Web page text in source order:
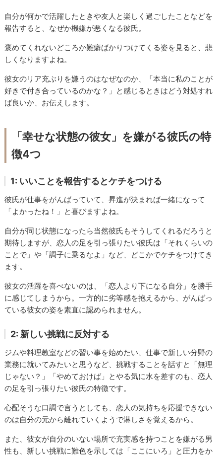
自分が何かで活躍したときや友人と楽しく過ごしたことなどを
報告すると、なぜか機嫌が悪くなる彼氏。
褒めてくれないどころか難癖ばかりつけてくる姿を見ると、悲
しくなりますよね。
彼女のリア充ぶりを嫌うのはなぜなのか、「本当に私のことが
好きで付き合っているのかな？」と感じるときはどう対処すれ
ば良いか、お伝えします。
「幸せな状態の彼女」を嫌がる彼氏の特
徴4つ
1: いいことを報告するとケチをつける
彼氏が仕事をがんばっていて、昇進が決まれば一緒になって
「よかったね！」と喜びますよね。
自分が同じ状態になったら当然彼氏もそうしてくれるだろうと
期待しますが、恋人の足を引っ張りたい彼氏は「それくらいの
ことで」や「調子に乗るなよ」など、どこかでケチをつけてき
ます。
彼女の活躍を喜べないのは、「恋人より下になる自分」を勝手
に感じてしまうから。一方的に劣等感を抱えるから、がんばっ
ている彼女の姿を素直に認められません。
2: 新しい挑戦に反対する
ジムや料理教室などの習い事を始めたい、仕事で新しい分野の
業務に就いてみたいと思うなど、挑戦することを話すと「無理
じゃない？」「やめておけば」とやる気に水を差すのも、恋人
の足を引っ張りたい彼氏の特徴です。
心配そうな口調で言うとしても、恋人の気持ちを応援できない
のは自分の元から離れていくようで淋しさを覚えるから。
また、彼女が自分のいない場所で充実感を持つことを嫌がる男
性も、新しい挑戦に難色を示しては「ここにいろ」と圧力をか